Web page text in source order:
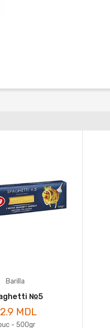
Barilla
№5
MDL
- 500gr